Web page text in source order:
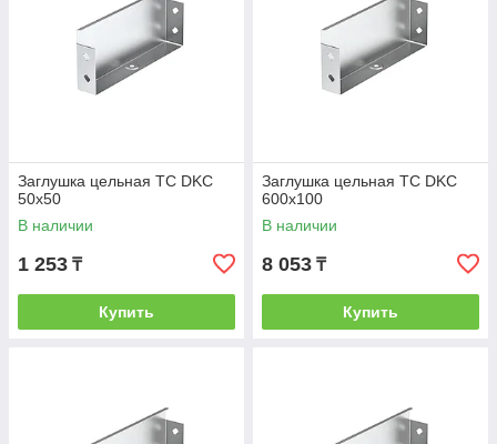
Заглушка цельная ТС DKC
50х50
В наличии
1 253 ₸
Купить
Заглушка цельная ТС DKC
600х100
В наличии
8 053 ₸
Купить